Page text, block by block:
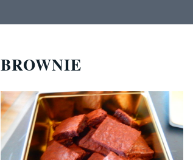
BROWNIE